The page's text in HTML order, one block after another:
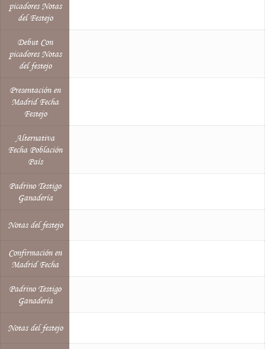
picadores Notas
del Festejo
Debut Con
picadores Notas
del festejo
Presentación en
Madrid Fecha
Festejo
Alternativa
Fecha Población
País
Padrino Testigo
Ganadería
Notas del festejo
Confirmación en
Madrid Fecha
Padrino Testigo
Ganadería
Notas del festejo